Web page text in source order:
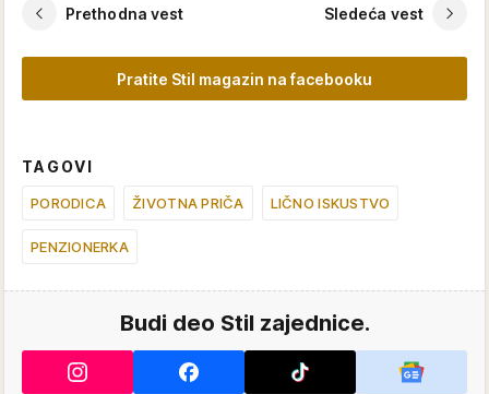
Prethodna vest Sledeća vest
Pratite Stil magazin na facebooku
TAGOVI
PORODICA ŽIVOTNA PRIČA LIČNO ISKUSTVO
PENZIONERKA
Budi deo Stil zajednice.